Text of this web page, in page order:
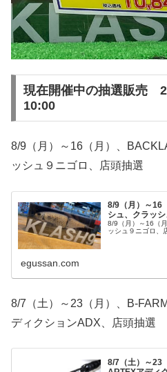
現在開催中の抽選販売
10:00
8/9（月）～16（月）、
ッシュ９ニゴロ、店頭抽選
8/9（月）～16
シュ、クラッ
8/9（月）～16（
ッシュ９ニゴロ、
egussan.com
8/7（土）～23（月）、B-
ディクションADX、店頭抽選
8/7（土）～23